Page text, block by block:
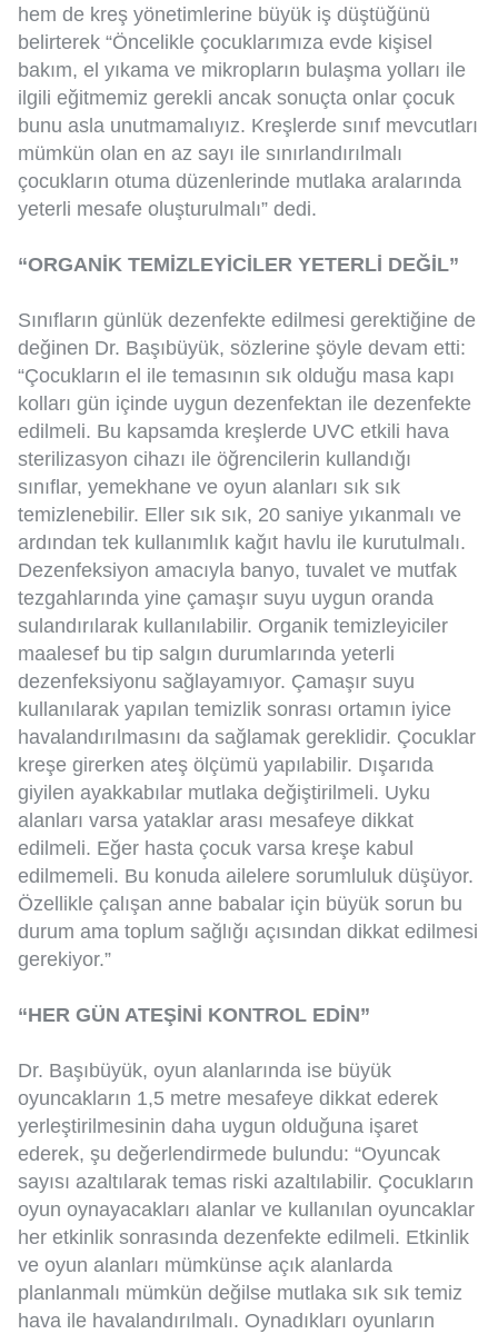
hem de kreş yönetimlerine büyük iş düştüğünü
belirterek “Öncelikle çocuklarımıza evde kişisel
bakım, el yıkama ve mikropların bulaşma yolları ile
ilgili eğitmemiz gerekli ancak sonuçta onlar çocuk
bunu asla unutmamalıyız. Kreşlerde sınıf mevcutları
mümkün olan en az sayı ile sınırlandırılmalı
çocukların otuma düzenlerinde mutlaka aralarında
yeterli mesafe oluşturulmalı” dedi.
“ORGANİK TEMİZLEYİCİLER YETERLİ DEĞİL”
Sınıfların günlük dezenfekte edilmesi gerektiğine de
değinen Dr. Başıbüyük, sözlerine şöyle devam etti:
“Çocukların el ile temasının sık olduğu masa kapı
kolları gün içinde uygun dezenfektan ile dezenfekte
edilmeli. Bu kapsamda kreşlerde UVC etkili hava
sterilizasyon cihazı ile öğrencilerin kullandığı
sınıflar, yemekhane ve oyun alanları sık sık
temizlenebilir. Eller sık sık, 20 saniye yıkanmalı ve
ardından tek kullanımlık kağıt havlu ile kurutulmalı.
Dezenfeksiyon amacıyla banyo, tuvalet ve mutfak
tezgahlarında yine çamaşır suyu uygun oranda
sulandırılarak kullanılabilir. Organik temizleyiciler
maalesef bu tip salgın durumlarında yeterli
dezenfeksiyonu sağlayamıyor. Çamaşır suyu
kullanılarak yapılan temizlik sonrası ortamın iyice
havalandırılmasını da sağlamak gereklidir. Çocuklar
kreşe girerken ateş ölçümü yapılabilir. Dışarıda
giyilen ayakkabılar mutlaka değiştirilmeli. Uyku
alanları varsa yataklar arası mesafeye dikkat
edilmeli. Eğer hasta çocuk varsa kreşe kabul
edilmemeli. Bu konuda ailelere sorumluluk düşüyor.
Özellikle çalışan anne babalar için büyük sorun bu
durum ama toplum sağlığı açısından dikkat edilmesi
gerekiyor.”
“HER GÜN ATEŞİNİ KONTROL EDİN”
Dr. Başıbüyük, oyun alanlarında ise büyük
oyuncakların 1,5 metre mesafeye dikkat ederek
yerleştirilmesinin daha uygun olduğuna işaret
ederek, şu değerlendirmede bulundu: “Oyuncak
sayısı azaltılarak temas riski azaltılabilir. Çocukların
oyun oynayacakları alanlar ve kullanılan oyuncaklar
her etkinlik sonrasında dezenfekte edilmeli. Etkinlik
ve oyun alanları mümkünse açık alanlarda
planlanmalı mümkün değilse mutlaka sık sık temiz
hava ile havalandırılmalı. Oynadıkları oyunların